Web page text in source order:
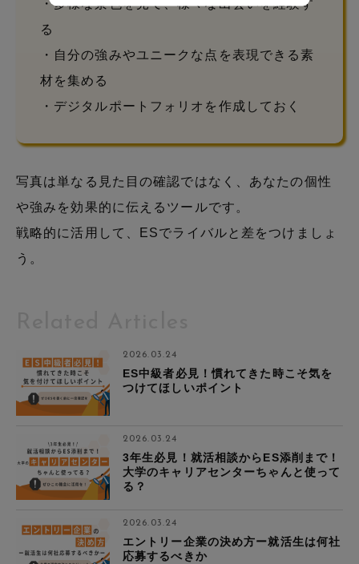
・多様な景色を見て、様々な出会いを経験す
る
・自分の強みやユニークな点を表現できる素
材を集める
・デジタルポートフォリオを作成しておく
写真は単なる見た目の確認ではなく、あなたの個性
や強みを効果的に伝えるツールです。
戦略的に活用して、ESでライバルと差をつけましょ
う。
2026.03.24
ES中級者必見！慣れてきた時こそ気を
つけてほしいポイント
2026.03.24
3年生必見！就活相談からES添削まで！
大学のキャリアセンターちゃんと使って
る？
2026.03.24
エントリー企業の決め方ー就活生は何社
応募するべきか